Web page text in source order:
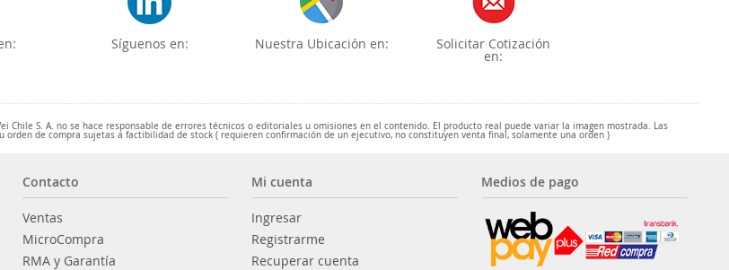
Síguenos en: Nuestra Ubicación en: Solicitar Cotización
en:
S. A. no se hace responsable de errores técnicos o editoriales u omisiones en el contenido. El producto real puede variar la imagen mostrada. Las
de compra sujetas a factibilidad de stock ( requieren confirmación de un ejecutivo, no constituyen venta final, solamente una orden )
Contacto
Ventas
MicroCompra
RMA y Garantía
Mi cuenta
Ingresar
Registrarme
Recuperar cuenta
Medios de pago